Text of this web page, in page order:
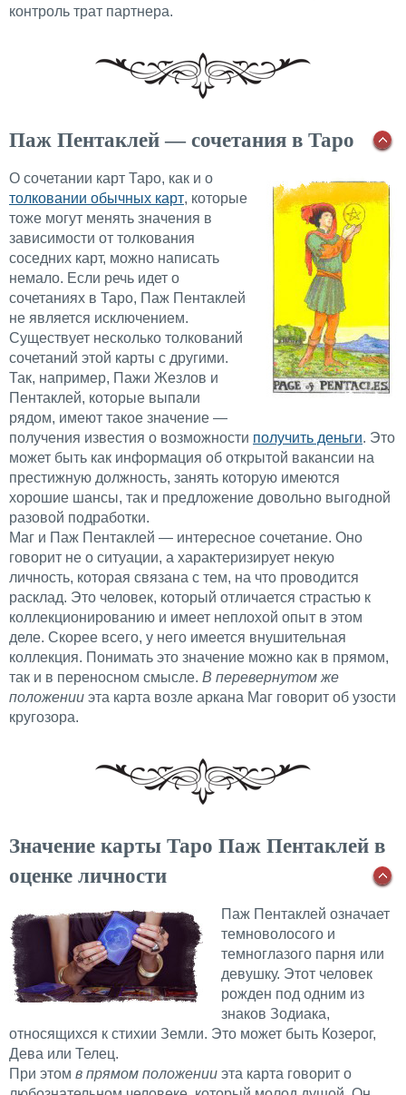
контроль трат партнера.
Паж Пентаклей — сочетания в Таро
О сочетании карт Таро, как и о
толковании обычных карт, которые
тоже могут менять значения в
зависимости от толкования
соседних карт, можно написать
немало. Если речь идет о
сочетаниях в Таро, Паж Пентаклей
не является исключением.
Существует несколько толкований
сочетаний этой карты с другими.
Так, например, Пажи Жезлов и
Пентаклей, которые выпали
рядом, имеют такое значение —
получения известия о возможности получить деньги. Это
может быть как информация об открытой вакансии на
престижную должность, занять которую имеются
хорошие шансы, так и предложение довольно выгодной
разовой подработки.
Маг и Паж Пентаклей — интересное сочетание. Оно
говорит не о ситуации, а характеризирует некую
личность, которая связана с тем, на что проводится
расклад. Это человек, который отличается страстью к
коллекционированию и имеет неплохой опыт в этом
деле. Скорее всего, у него имеется внушительная
коллекция. Понимать это значение можно как в прямом,
так и в переносном смысле. В перевернутом же
положении эта карта возле аркана Маг говорит об узости
кругозора.
Значение карты Таро Паж Пентаклей в
оценке личности
Паж Пентаклей означает
темноволосого и
темноглазого парня или
девушку. Этот человек
рожден под одним из
знаков Зодиака,
относящихся к стихии Земли. Это может быть Козерог,
Дева или Телец.
При этом в прямом положении эта карта говорит о